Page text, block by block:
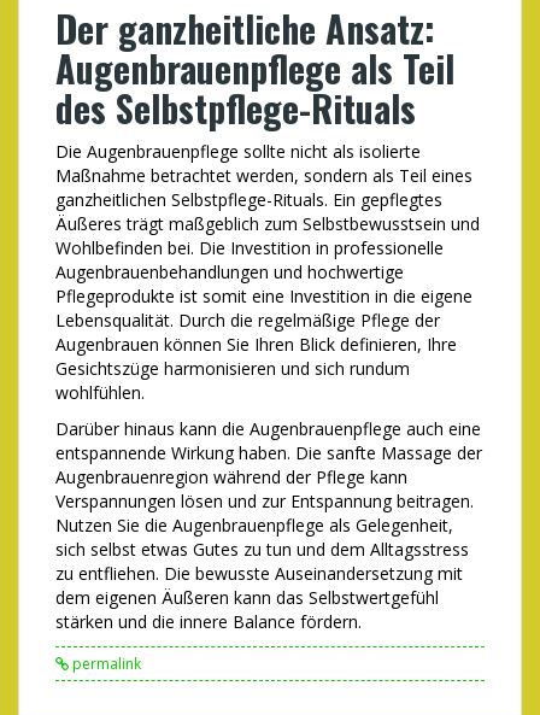
Der ganzheitliche Ansatz:
Augenbrauenpflege als Teil
des Selbstpflege-Rituals
Die Augenbrauenpflege sollte nicht als isolierte
Maßnahme betrachtet werden, sondern als Teil eines
ganzheitlichen Selbstpflege-Rituals. Ein gepflegtes
Äußeres trägt maßgeblich zum Selbstbewusstsein und
Wohlbefinden bei. Die Investition in professionelle
Augenbrauenbehandlungen und hochwertige
Pflegeprodukte ist somit eine Investition in die eigene
Lebensqualität. Durch die regelmäßige Pflege der
Augenbrauen können Sie Ihren Blick definieren, Ihre
Gesichtszüge harmonisieren und sich rundum
wohlfühlen.
Darüber hinaus kann die Augenbrauenpflege auch eine
entspannende Wirkung haben. Die sanfte Massage der
Augenbrauenregion während der Pflege kann
Verspannungen lösen und zur Entspannung beitragen.
Nutzen Sie die Augenbrauenpflege als Gelegenheit,
sich selbst etwas Gutes zu tun und dem Alltagsstress
zu entfliehen. Die bewusste Auseinandersetzung mit
dem eigenen Äußeren kann das Selbstwertgefühl
stärken und die innere Balance fördern.
permalink